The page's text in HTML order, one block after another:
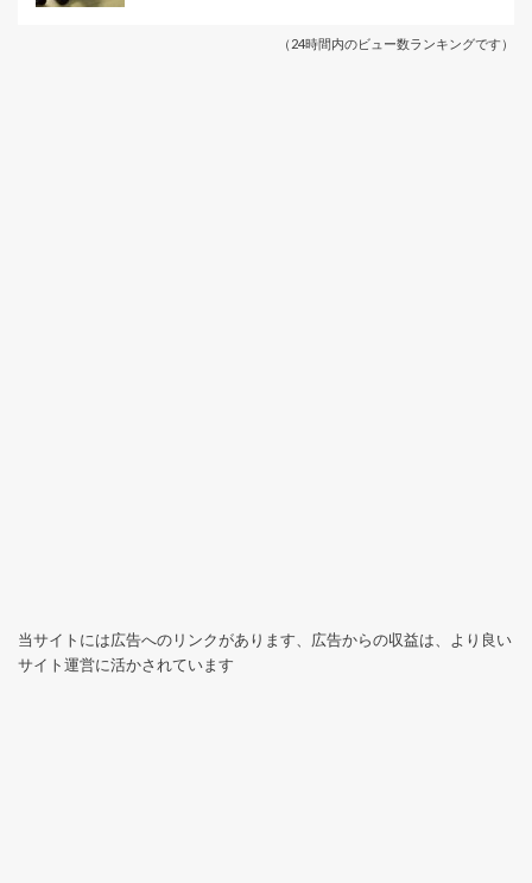
（24時間内のビュー数ランキングです）
当サイトには広告へのリンクがあります、広告からの収益は、より良い
サイト運営に活かされています